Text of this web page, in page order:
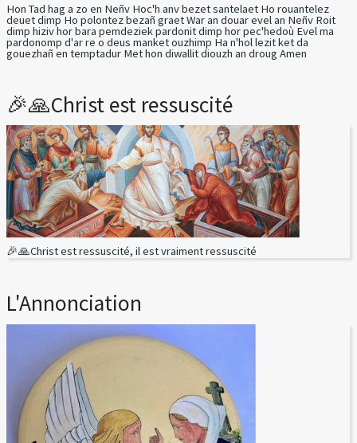
Hon Tad hag a zo en Neñv Hoc'h anv bezet santelaet Ho rouantelez
deuet dimp Ho polontez bezañ graet War an douar evel an Neñv Roit
dimp hiziv hor bara pemdeziek pardonit dimp hor pec'hedoù Evel ma
pardonomp d'ar re o deus manket ouzhimp Ha n'hol lezit ket da
gouezhañ en temptadur Met hon diwallit diouzh an droug Amen
🎉🙏Christ est ressuscité
🎉🙏Christ est ressuscité, il est vraiment ressuscité
L'Annonciation